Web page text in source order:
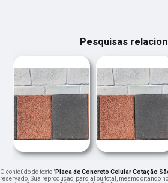
Pesquisas
‹
O conteúdo do texto "Placa de Concreto Celular Cotação
reservado. Sua reprodução, parcial ou total, mesmo citando